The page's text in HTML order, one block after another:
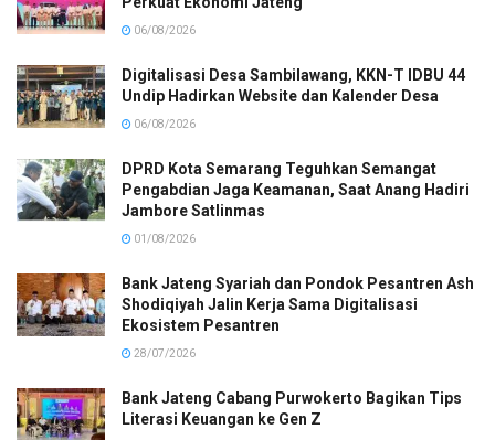
06/08/2026
Digitalisasi Desa Sambilawang, KKN-T IDBU 44
Undip Hadirkan Website dan Kalender Desa
06/08/2026
DPRD Kota Semarang Teguhkan Semangat
Pengabdian Jaga Keamanan, Saat Anang Hadiri
Jambore Satlinmas
01/08/2026
Bank Jateng Syariah dan Pondok Pesantren Ash
Shodiqiyah Jalin Kerja Sama Digitalisasi
Ekosistem Pesantren
28/07/2026
Bank Jateng Cabang Purwokerto Bagikan Tips
Literasi Keuangan ke Gen Z